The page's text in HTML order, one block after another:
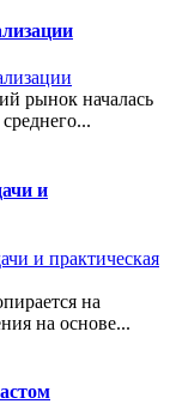
рынок началась
и
на
на основе...